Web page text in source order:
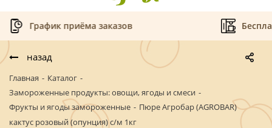
Бесплатная аренда кофемашин
назад
Главная - Каталог -
Замороженные продукты: овощи, ягоды и смеси -
Фрукты и ягоды замороженные - Пюре Агробар (AGROBAR)
кактус розовый (опунция) с/м 1кг